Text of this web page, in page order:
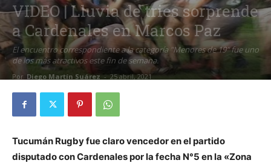
VIDEO | Lluvia de tries sorprende
a Cardenales en Marcos Paz
El encuentro correspondiente a la categoría "Menores de 19" fue uno
de los más atractivos este fin de semana.
Por Diego Martín Suárez - 25 abril, 2021
Tucumán Rugby fue claro vencedor en el partido
disputado con Cardenales por la fecha N°5 en la «Zona